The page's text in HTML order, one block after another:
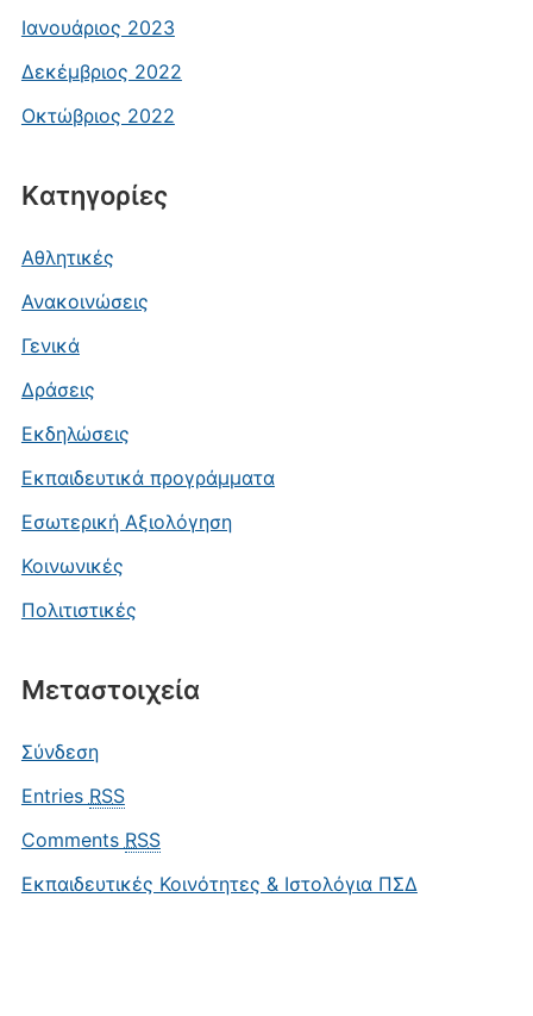
Ιανουάριος 2023
Δεκέμβριος 2022
Οκτώβριος 2022
Kατηγορίες
Αθλητικές
Ανακοινώσεις
Γενικά
Δράσεις
Εκδηλώσεις
Εκπαιδευτικά προγράμματα
Εσωτερική Αξιολόγηση
Κοινωνικές
Πολιτιστικές
Μεταστοιχεία
Σύνδεση
Entries RSS
Comments RSS
Εκπαιδευτικές Κοινότητες & Ιστολόγια ΠΣΔ